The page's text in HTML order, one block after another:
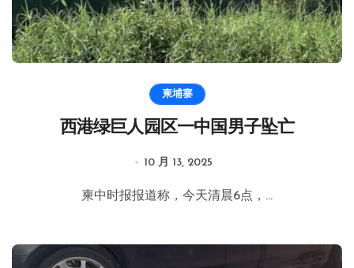
柬埔寨
西港绿巨人园区一中国男子坠亡
10 月 13, 2025
柬中时报报道称，今天清晨6点，...